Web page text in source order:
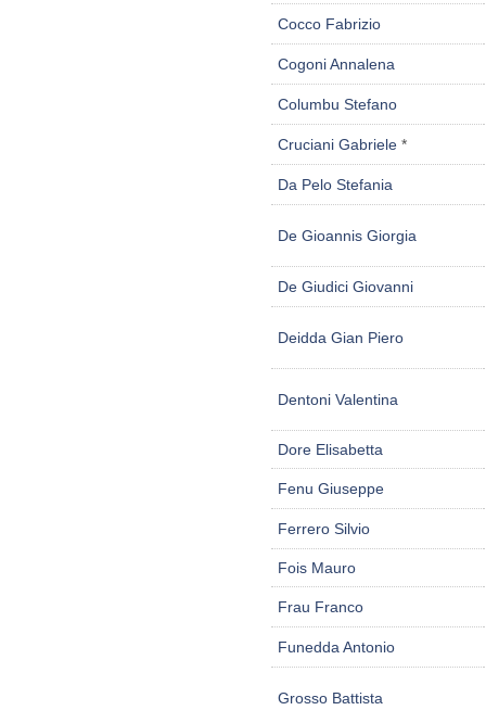
Cocco Fabrizio
Cogoni Annalena
Columbu Stefano
Cruciani Gabriele *
Da Pelo Stefania
De Gioannis Giorgia
De Giudici Giovanni
Deidda Gian Piero
Dentoni Valentina
Dore Elisabetta
Fenu Giuseppe
Ferrero Silvio
Fois Mauro
Frau Franco
Funedda Antonio
Grosso Battista